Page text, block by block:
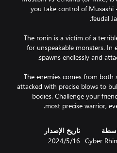
you take control of
The ronin is a victim of a
for unspeakable monsters. In
The enemies comes from
attacked with precise blows to
bodies. Challenge your
most precise warrior,
Cyber
تاريخ الإصدار
16‏/5‏/2024